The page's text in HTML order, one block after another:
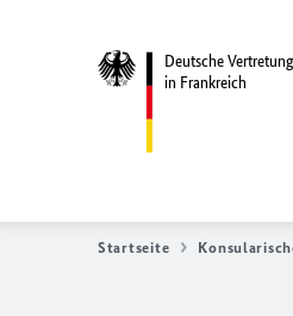
Deutsche
in Frankreich
Startseite